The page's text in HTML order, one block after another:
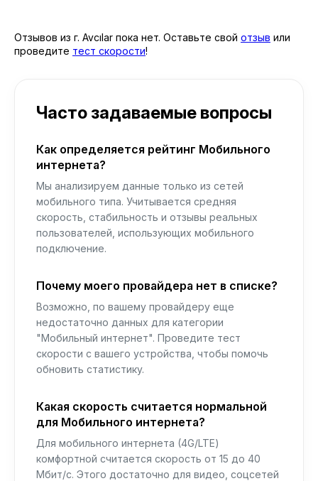
Отзывов из г. Avcılar пока нет. Оставьте свой отзыв или
проведите тест скорости!
Часто задаваемые вопросы
Как определяется рейтинг Мобильного
интернета?
Мы анализируем данные только из сетей
мобильного типа. Учитывается средняя
скорость, стабильность и отзывы реальных
пользователей, использующих мобильного
подключение.
Почему моего провайдера нет в списке?
Возможно, по вашему провайдеру еще
недостаточно данных для категории
"Мобильный интернет". Проведите тест
скорости с вашего устройства, чтобы помочь
обновить статистику.
Какая скорость считается нормальной
для Мобильного интернета?
Для мобильного интернета (4G/LTE)
комфортной считается скорость от 15 до 40
Мбит/с. Этого достаточно для видео, соцсетей